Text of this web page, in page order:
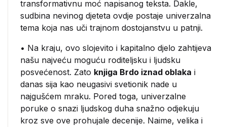
transformativnu moć napisanog teksta. Dakle,
sudbina nevinog djeteta ovdje postaje univerzalna
tema koja nas uči trajnom dostojanstvu u patnji.
• Na kraju, ovo slojevito i kapitalno djelo zahtijeva
našu najveću moguću roditeljsku i ljudsku
posvećenost. Zato knjiga Brdo iznad oblaka i
danas sija kao neugasivi svetionik nade u
najgušćem mraku. Pored toga, univerzalne
poruke o snazi ljudskog duha snažno odjekuju
kroz sve ove prohujale decenije. Naime, velika i